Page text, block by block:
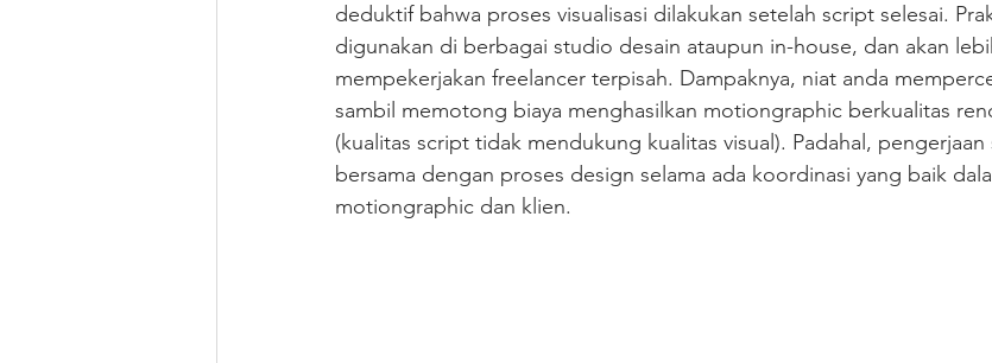
deduktif bahwa proses visualisasi dilakukan setelah script selesai.
digunakan di berbagai studio desain ataupun in-house, dan akan
mempekerjakan freelancer terpisah. Dampaknya, niat anda
sambil memotong biaya menghasilkan motiongraphic berkualitas
(kualitas script tidak mendukung kualitas visual). Padahal,
bersama dengan proses design selama ada koordinasi yang baik
motiongraphic dan klien.